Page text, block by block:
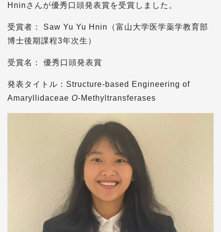
Hninさんが優秀口頭発表賞を受賞しました。
受賞者： Saw Yu Yu Hnin（富山大学医学薬学教育部
博士後期課程3年次生）
受賞名： 優秀口頭発表賞
発表タイトル：Structure-based Engineering of
Amaryllidaceae O-Methyltransferases